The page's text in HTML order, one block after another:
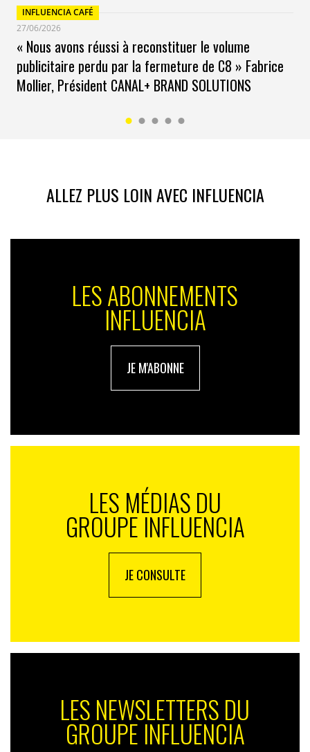
INFLUENCIA CAFÉ
27/06/2026
« Nous avons réussi à reconstituer le volume
publicitaire perdu par la fermeture de C8 » Fabrice
Mollier, Président CANAL+ BRAND SOLUTIONS
ALLEZ PLUS LOIN AVEC INFLUENCIA
LES ABONNEMENTS
INFLUENCIA
JE M'ABONNE
LES MÉDIAS DU
GROUPE INFLUENCIA
JE CONSULTE
LES NEWSLETTERS DU
GROUPE INFLUENCIA